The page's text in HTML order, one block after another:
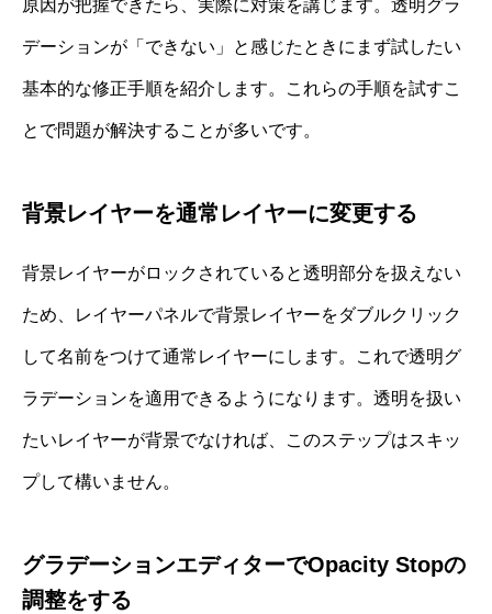
原因が把握できたら、実際に対策を講じます。透明グラ
デーションが「できない」と感じたときにまず試したい
基本的な修正手順を紹介します。これらの手順を試すこ
とで問題が解決することが多いです。
背景レイヤーを通常レイヤーに変更する
背景レイヤーがロックされていると透明部分を扱えない
ため、レイヤーパネルで背景レイヤーをダブルクリック
して名前をつけて通常レイヤーにします。これで透明グ
ラデーションを適用できるようになります。透明を扱い
たいレイヤーが背景でなければ、このステップはスキッ
プして構いません。
グラデーションエディターでOpacity Stopの
調整をする